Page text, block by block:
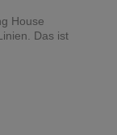
House
Das ist